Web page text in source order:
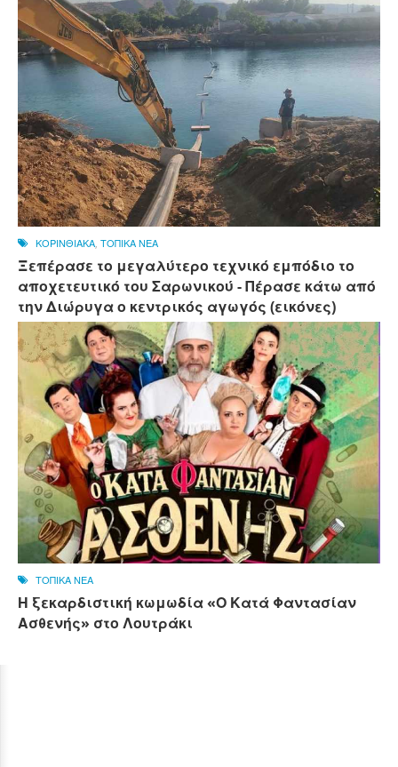
ΚΟΡΙΝΘΙΑΚΑ, ΤΟΠΙΚΑ ΝΕΑ
Ξεπέρασε το μεγαλύτερο τεχνικό εμπόδιο το
αποχετευτικό του Σαρωνικού - Πέρασε κάτω από
την Διώρυγα ο κεντρικός αγωγός (εικόνες)
ΤΟΠΙΚΑ ΝΕΑ
Η ξεκαρδιστική κωμωδία «Ο Κατά Φαντασίαν
Ασθενής» στο Λουτράκι